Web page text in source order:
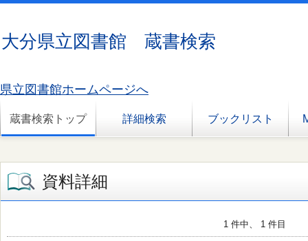
大分県立図書館 蔵書検索
県立図書館ホームページへ
蔵書検索トップ 詳細検索 ブックリスト
資料詳細
1 件中、 1 件目